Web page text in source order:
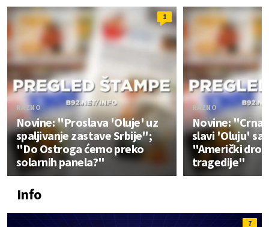
1
RAZNO
Novine: "Proslava 'Oluje' uz
spaljivanje zastave Srbije";
"Do Ostroga ćemo preko
solarnih panela?"
RAZNO
Novine: "Crna
slavi 'Oluju'
"Američki
tragedije"
Info
7